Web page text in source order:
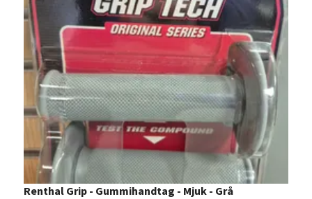
Renthal Grip - Gummihandtag - Mjuk - Grå